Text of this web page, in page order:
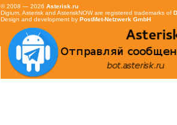
© 2008 — 2026 Asterisk.ru
Digium, Asterisk and AsteriskNOW are registered trademarks of
Design and development by PostMet-Netzwerk GmbH